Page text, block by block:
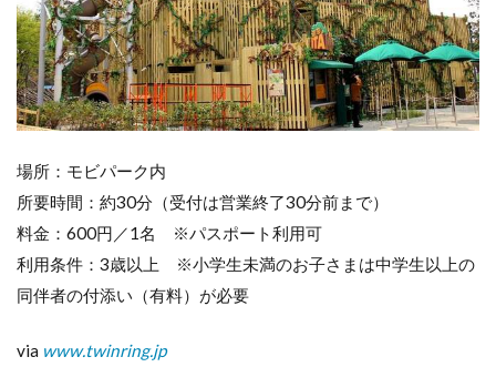
場所：モビパーク内
所要時間：約30分（受付は営業終了30分前まで）
料金：600円／1名 ※パスポート利用可
利用条件：3歳以上 ※小学生未満のお子さまは中学生以上の
同伴者の付添い（有料）が必要
via www.twinring.jp